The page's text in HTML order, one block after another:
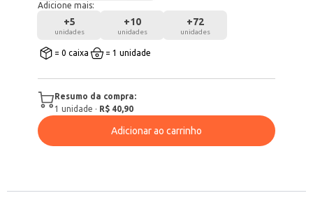
Adicione mais:
+5
unidades
+10
unidades
+72
unidades
= 0 caixa = 1 unidade
Resumo da compra:
1 unidade · R$ 40,90
Adicionar ao carrinho